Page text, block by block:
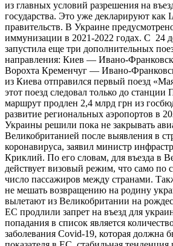
из главных условий разрешения на
государства. Это уже декларируют как
правительств. В Украине
иммунизации в 2021-2022 годах. С 24
запустила еще три дополнительных
направления: Киев — Ивано-
Ворохта Кременчуг — Ивано-
из Киева отправился первый поезд
этот поезд следовал только до станции
маршрут продлен 2,4 млрд грн из
развитие региональных аэропортов в
Украины решили пока не закрывать
Великобританией после выявления в
коронавируса, заявил министр
Криклий. По его словам, для въезда в
действует визовый режим, что само по
число пассажиров между странами.
не мешать возвращению на родину
вылетают из Великобритании на
ЕС продлили запрет на въезд для
попадания в список является
заболевания Covid-19, которая должна